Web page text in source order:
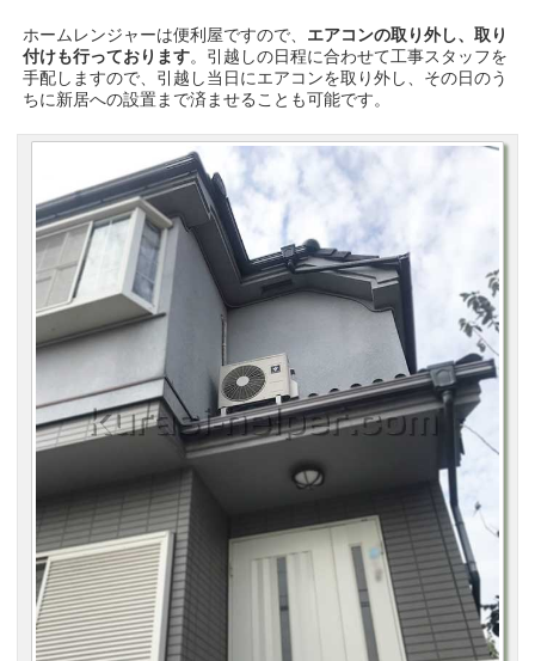
ホームレンジャーは便利屋ですので、 エアコンの取り外し、取り
付けも行っております。引越しの日程に合わせて工事スタッフを
手配しますので、引越し当日にエアコンを取り外し、その日のう
ちに新居への設置まで済ませることも可能です。